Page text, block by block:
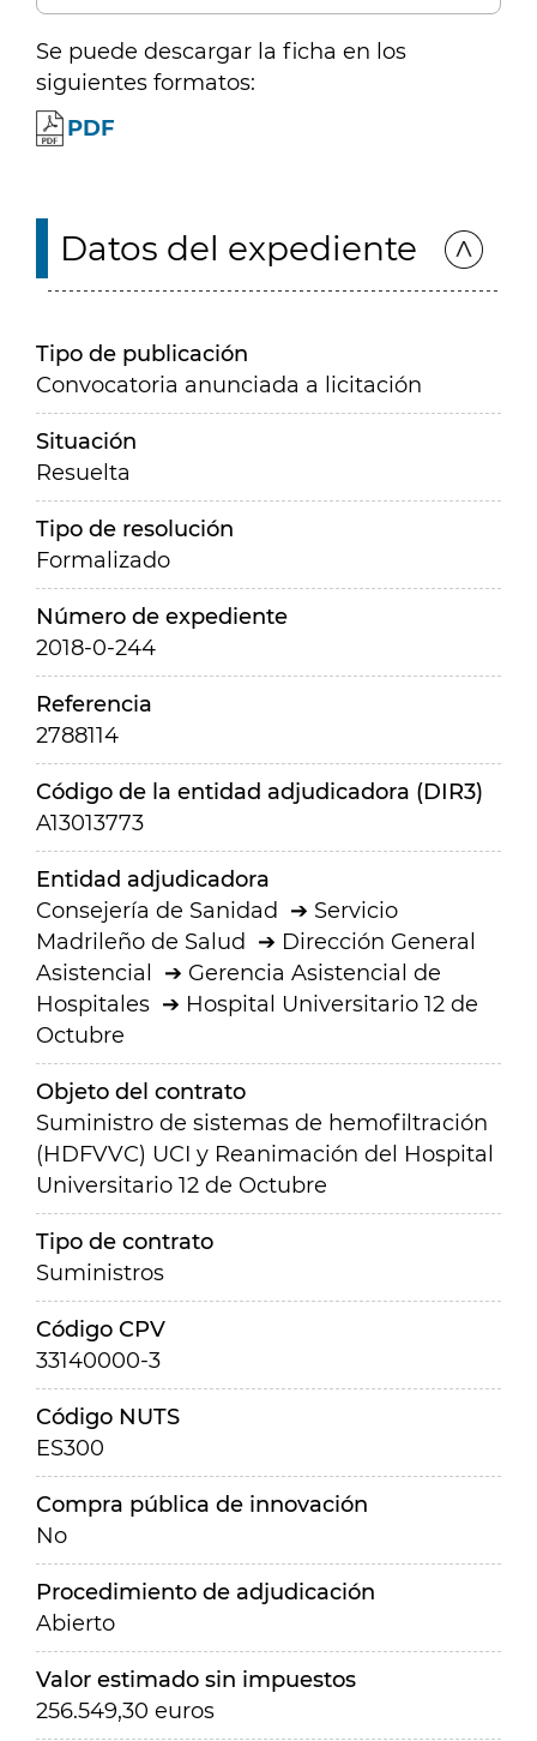
Se puede descargar la ficha en los
siguientes formatos:
PDF
Datos del expediente
Tipo de publicación
Convocatoria anunciada a licitación
Situación
Resuelta
Tipo de resolución
Formalizado
Número de expediente
2018-0-244
Referencia
2788114
Código de la entidad adjudicadora (DIR3)
A13013773
Entidad adjudicadora
Consejería de Sanidad
Servicio
Madrileño de Salud
Dirección General
Asistencial
Gerencia Asistencial de
Hospitales
Hospital Universitario 12 de
Octubre
Objeto del contrato
Suministro de sistemas de hemofiltración
(HDFVVC) UCI y Reanimación del Hospital
Universitario 12 de Octubre
Tipo de contrato
Suministros
Código CPV
33140000-3
Código NUTS
ES300
Compra pública de innovación
No
Procedimiento de adjudicación
Abierto
Valor estimado sin impuestos
256.549,30 euros